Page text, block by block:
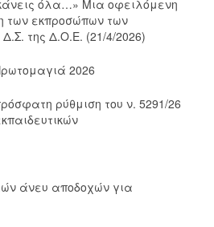
όλα…» Μια οφειλόμενη
των εκπροσώπων των
της Δ.Ο.Ε. (21/4/2026)
2026
ρύθμιση του ν. 5291/26
άνευ αποδοχών για